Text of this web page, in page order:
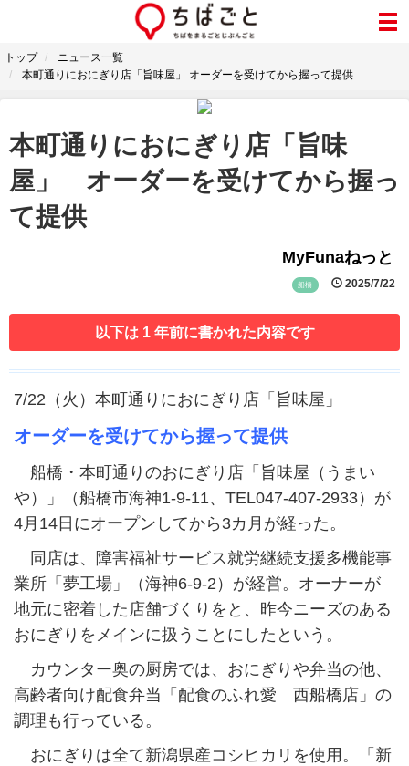
トップ
ニュース一覧
本町通りにおにぎり店「旨味屋」 オーダーを受けてから握って提供
本町通りにおにぎり店「旨味
屋」 オーダーを受けてから握っ
て提供
MyFunaねっと
船橋 2025/7/22
以下は 1 年前に書かれた内容です
7/22（火）本町通りにおにぎり店「旨味屋」
オーダーを受けてから握って提供
船橋・本町通りのおにぎり店「旨味屋（うまい
や）」（船橋市海神1-9-11、TEL047-407-2933）が
4月14日にオープンしてから3カ月が経った。
同店は、障害福祉サービス就労継続支援多機能事
業所「夢工場」（海神6-9-2）が経営。オーナーが
地元に密着した店舗づくりをと、昨今ニーズのある
おにぎりをメインに扱うことにしたという。
カウンター奥の厨房では、おにぎりや弁当の他、
高齢者向け配食弁当「配食のふれ愛 西船橋店」の
調理も行っている。
おにぎりは全て新潟県産コシヒカリを使用。「新